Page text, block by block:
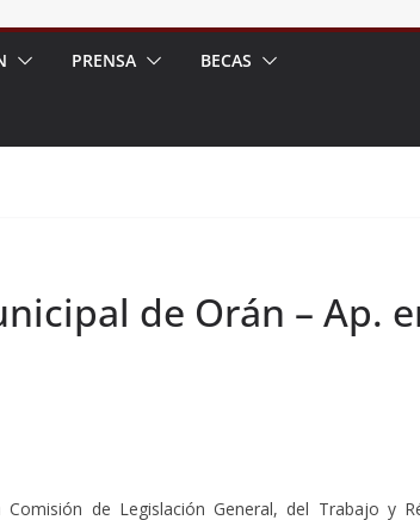
PRENSA BECAS
de Orán – Ap.
Comisión de Legislación General, del Trabajo y